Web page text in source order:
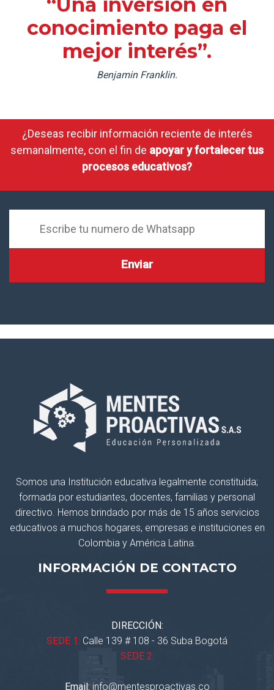
conocimiento paga el
mejor interés”.
Benjamin Franklin.
¿Deseas recibir información reciente de interés
semanalmente, con el fin de apoyar y fortalecer tus
procesos educativos?
Somos una Institución educativa legalmente constituida;
formada por estudiantes, docentes, familias y personal
directivo. Hemos brindado por más de 15 años servicios
educativos a muchos hogares, empresas e instituciones en
Colombia y América Latina.
INFORMACIÓN DE CONTACTO
DIRECCIÓN:
SEDE 1: Calle 139 # 108 - 36 Suba Bogotá
SEDE 2:
Email: info@mentesproactivas.co